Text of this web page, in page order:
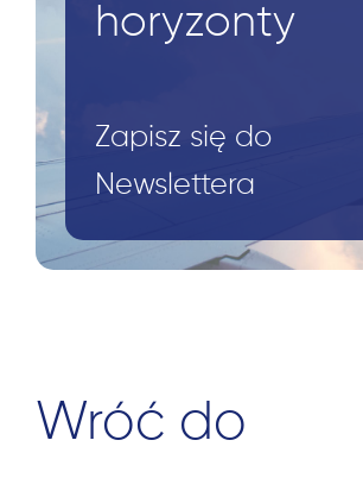
horyzonty
Zapisz się do
Newslettera
Wróć do